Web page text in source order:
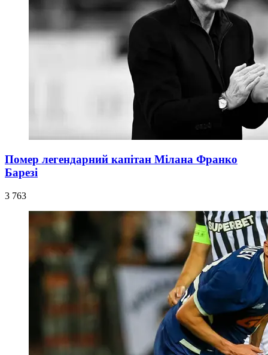
Помер легендарний капітан Мілана Франко
Барезі
3 763